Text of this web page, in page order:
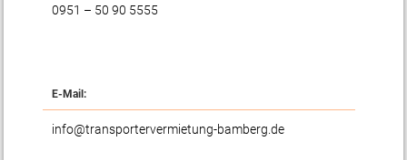
0951 – 50 90 5555
E-Mail:
info@transportervermietung-bamberg.de